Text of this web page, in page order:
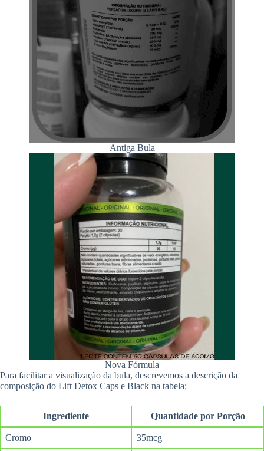
Antiga Bula
Nova Fórmula
Para facilitar a visualização da bula, descrevemos a descrição da
composição do Lift Detox Caps e Black na tabela:
Ingrediente Quantidade por Porção
Cromo 35mcg